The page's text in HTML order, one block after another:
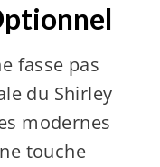
fasse pas
du Shirley
modernes
touche